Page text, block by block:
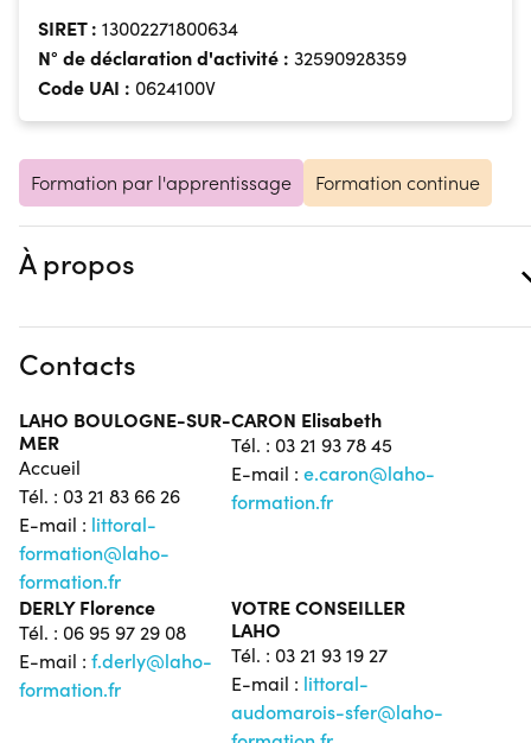
SIRET : 13002271800634
N° de déclaration d'activité : 32590928359
Code UAI : 0624100V
Formation par l'apprentissage Formation continue
À propos
Contacts
LAHO BOULOGNE-SUR-
MER
Accueil
Tél. : 03 21 83 66 26
E-mail : littoral-
formation@laho-
formation.fr
CARON Elisabeth
Tél. : 03 21 93 78 45
E-mail : e.caron@laho-
formation.fr
DERLY Florence
Tél. : 06 95 97 29 08
E-mail : f.derly@laho-
formation.fr
VOTRE CONSEILLER
LAHO
Tél. : 03 21 93 19 27
E-mail : littoral-
audomarois-sfer@laho-